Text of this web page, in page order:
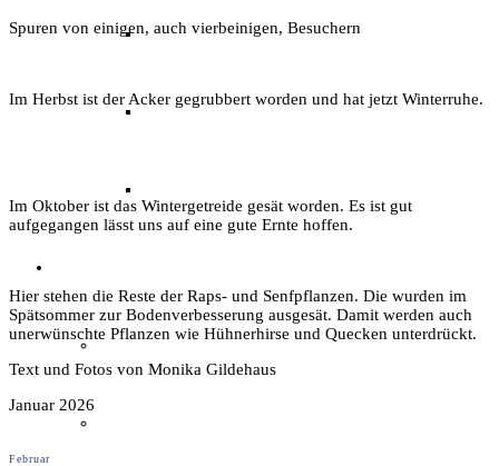
Hausrekonstruktionen
Archäotechnik / Experimentelle Archäologie
Veranstaltungen & Ausflüge
Spuren von einigen, auch vierbeinigen, Besuchern
Im Herbst ist der Acker gegrubbert worden und hat jetzt Winterruhe.
Im Oktober ist das Wintergetreide gesät worden. Es ist gut
aufgegangen lässt uns auf eine gute Ernte hoffen.
Hier stehen die Reste der Raps- und Senfpflanzen. Die wurden im
Spätsommer zur Bodenverbesserung ausgesät. Damit werden auch
unerwünschte Pflanzen wie Hühnerhirse und Quecken unterdrückt.
Text und Fotos von Monika Gildehaus
Januar 2026
Februar